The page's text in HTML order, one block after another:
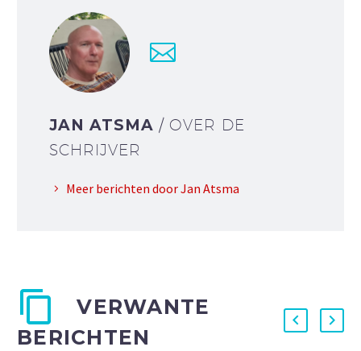
JAN ATSMA / OVER DE
SCHRIJVER
Meer berichten door Jan Atsma
VERWANTE
BERICHTEN